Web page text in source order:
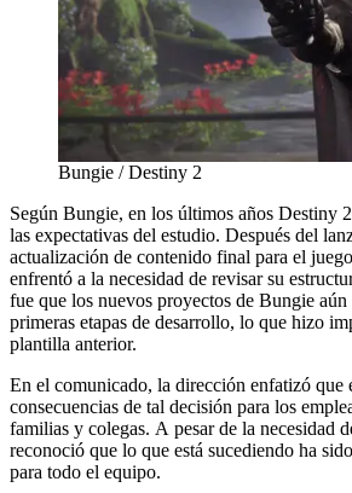
Bungie / Destiny 2
Según Bungie, en los últimos años Destiny
las expectativas del estudio. Después del
actualización de contenido final para el
enfrentó a la necesidad de revisar su
fue que los nuevos proyectos de Bungie aún
primeras etapas de desarrollo, lo que hizo
plantilla anterior.
En el comunicado, la dirección enfatizó que
consecuencias de tal decisión para los
familias y colegas. A pesar de la necesidad
reconoció que lo que está sucediendo ha
para todo el equipo.